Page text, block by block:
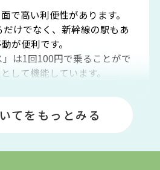
で高い利便性があります。
けでなく、新幹線の駅もあ
が便利です。
は1回100円で乗ることがで
して機能しています。
くあります。JR「大久保
・イオンをはじめとした買
、買い物にも困りません。
てをもっとみる